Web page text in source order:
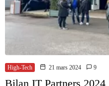
High-Tech 21 mars 2024 9
Bilan IT Partners 2024